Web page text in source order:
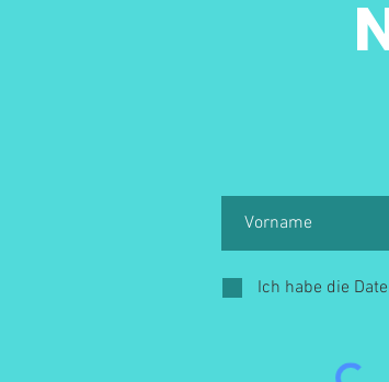
Ich habe die